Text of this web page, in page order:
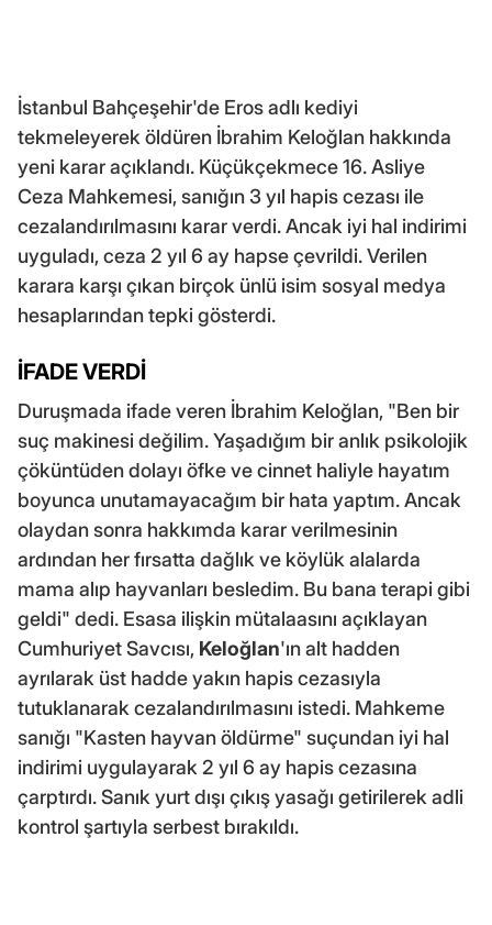
İstanbul Bahçeşehir'de Eros adlı kediyi
tekmeleyerek öldüren İbrahim Keloğlan hakkında
yeni karar açıklandı. Küçükçekmece 16. Asliye
Ceza Mahkemesi, sanığın 3 yıl hapis cezası ile
cezalandırılmasını karar verdi. Ancak iyi hal indirimi
uyguladı, ceza 2 yıl 6 ay hapse çevrildi. Verilen
karara karşı çıkan birçok ünlü isim sosyal medya
hesaplarından tepki gösterdi.
İFADE VERDİ
Duruşmada ifade veren İbrahim Keloğlan, "Ben bir
suç makinesi değilim. Yaşadığım bir anlık psikolojik
çöküntüden dolayı öfke ve cinnet haliyle hayatım
boyunca unutamayacağım bir hata yaptım. Ancak
olaydan sonra hakkımda karar verilmesinin
ardından her fırsatta dağlık ve köylük alalarda
mama alıp hayvanları besledim. Bu bana terapi gibi
geldi" dedi. Esasa ilişkin mütalaasını açıklayan
Cumhuriyet Savcısı, Keloğlan'ın alt hadden
ayrılarak üst hadde yakın hapis cezasıyla
tutuklanarak cezalandırılmasını istedi. Mahkeme
sanığı "Kasten hayvan öldürme" suçundan iyi hal
indirimi uygulayarak 2 yıl 6 ay hapis cezasına
çarptırdı. Sanık yurt dışı çıkış yasağı getirilerek adli
kontrol şartıyla serbest bırakıldı.